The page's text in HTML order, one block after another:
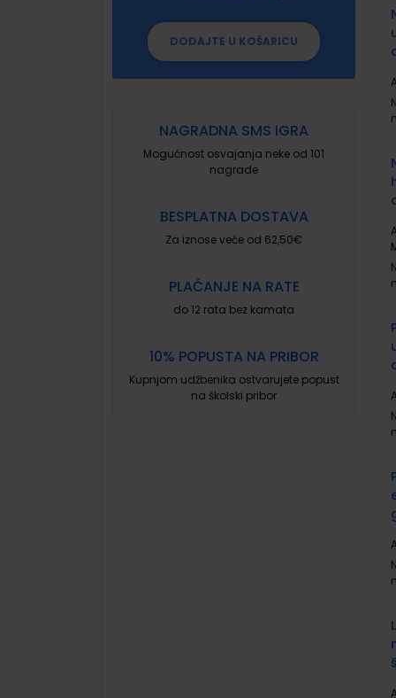
DODAJTE U KOŠARICU
NAGRADNA SMS IGRA
Mogućnost osvajanja neke od 101
nagrade
BESPLATNA DOSTAVA
Za iznose veće od 62,50€
PLAĆANJE NA RATE
do 12 rata bez kamata
10% POPUSTA NA PRIBOR
Kupnjom udžbenika ostvarujete popust
na školski pribor